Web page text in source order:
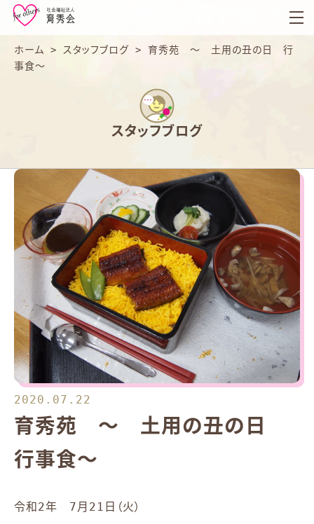
育
秀
会
ホーム > スタッフブログ > 育秀苑 ～ 土用の丑の日 行
事食～
スタッフブログ
2020.07.22
育秀苑 ～ 土用の丑の日
行事食～
令和2年 7月21日（火）